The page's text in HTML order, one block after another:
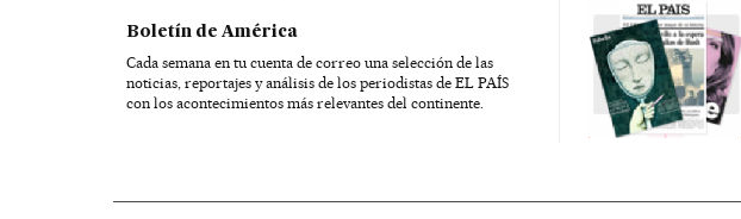
Boletín de América
Cada semana en tu cuenta de correo una selección de las
noticias, reportajes y análisis de los periodistas de EL PAÍS
con los acontecimientos más relevantes del continente.